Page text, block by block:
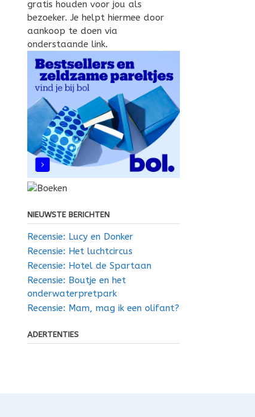
gratis houden voor jou als
bezoeker. Je helpt hiermee door
aankoop te doen via
onderstaande link.
NIEUWSTE BERICHTEN
Recensie: Lucy en Donker
Recensie: Het luchtcircus
Recensie: Hotel de Spartaan
Recensie: Boutje en het
onderwaterpretpark
Recensie: Mam, mag ik een olifant?
ADERTENTIES